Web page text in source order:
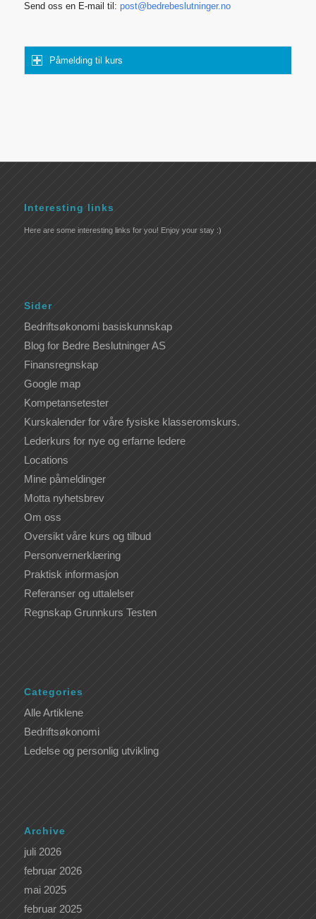
Send oss en E-mail til: post@bedrebeslutninger.no
Påmelding til kurs
Interesting links
Here are some interesting links for you! Enjoy your stay :)
Sider
Bedriftsøkonomi basiskunnskap
Blog for Bedre Beslutninger AS
Finansregnskap
Google map
Kompetansetester
Kurskalender for våre fysiske klasseromskurs.
Lederkurs for nye og erfarne ledere
Locations
Mine påmeldinger
Motta nyhetsbrev
Om oss
Oversikt våre kurs og tilbud
Personvernerklæring
Praktisk informasjon
Referanser og uttalelser
Regnskap Grunnkurs Testen
Categories
Alle Artiklene
Bedriftsøkonomi
Ledelse og personlig utvikling
Archive
juli 2026
februar 2026
mai 2025
februar 2025